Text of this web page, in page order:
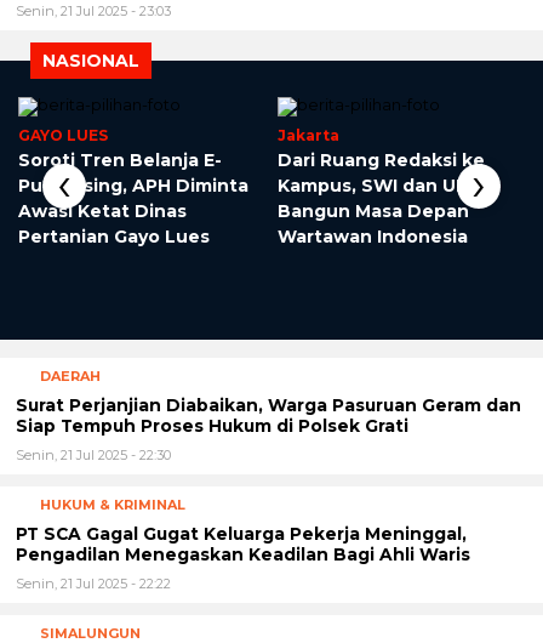
Senin, 21 Jul 2025 - 23:03
NASIONAL
GAYO LUES
Soroti Tren Belanja E-
Purchasing, APH Diminta
Awasi Ketat Dinas
Pertanian Gayo Lues
Jakarta
Dari Ruang Redaksi ke
Kampus, SWI dan UMJ
Bangun Masa Depan
Wartawan Indonesia
‹ ›
DAERAH
Surat Perjanjian Diabaikan, Warga Pasuruan Geram dan
Siap Tempuh Proses Hukum di Polsek Grati
Senin, 21 Jul 2025 - 22:30
HUKUM & KRIMINAL
PT SCA Gagal Gugat Keluarga Pekerja Meninggal,
Pengadilan Menegaskan Keadilan Bagi Ahli Waris
Senin, 21 Jul 2025 - 22:22
SIMALUNGUN